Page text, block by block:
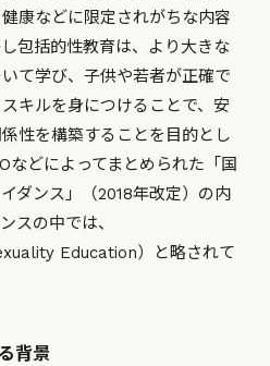
康などに限定されがちな内容
包括的性教育は、より大きな
て学び、子供や若者が正確で
キルを身につけることで、安
性を構築することを目的とし
などによってまとめられた「国
ダンス」（2018年改定）の内
スの中では、
Education）と略されて
背景